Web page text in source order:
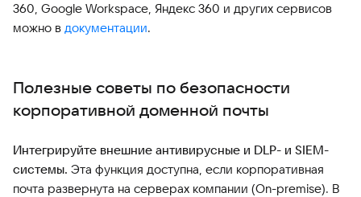
360, Google Workspace, Яндекс 360 и других сервисов
можно в документации.
Полезные советы по безопасности
корпоративной доменной почты
Интегрируйте внешние антивирусные и DLP- и SIEM-
системы. Эта функция доступна, если корпоративная
почта развернута на серверах компании (On-premise). В